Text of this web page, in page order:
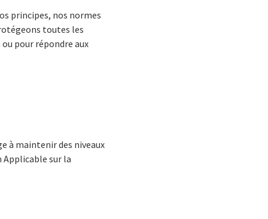
principes, nos normes
toutes les
pour répondre aux
à maintenir des niveaux
sur la